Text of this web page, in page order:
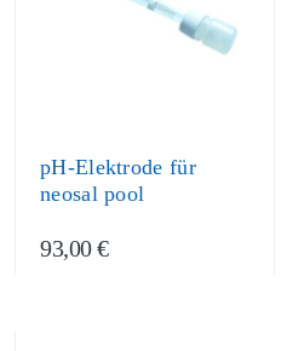
pH-Elektrode für
neosal pool
93,00 €